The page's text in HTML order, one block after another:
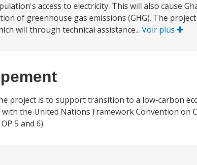
access to electricity. This will also cause
of greenhouse gas emissions (GHG). The
will through technical assistance... Voir plus
project is to support transition to a low-carbon
the United Nations Framework Convention on
5 and 6).